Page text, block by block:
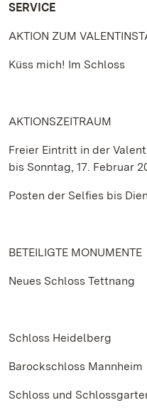
SERVICE
AKTION ZUM
Küss mich! Im Schloss
AKTIONSZEITRAUM
Freier Eintritt in der
bis Sonntag, 17. Februar
Posten der Selfies bis
BETEILIGTE MONUMENTE
Neues Schloss Tettnang
Schloss Heidelberg
Barockschloss Mannheim
Schloss und